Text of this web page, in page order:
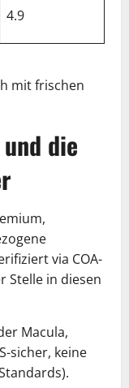
4.9
mit frischen
die
via COA-
Stelle in diesen
Macula,
sicher, keine